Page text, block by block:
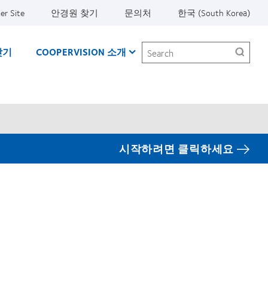
Site 안경원 찾기 문의처 한국 (South Korea)
COOPERVISION 소개 Search
시작하려면 클릭하세요